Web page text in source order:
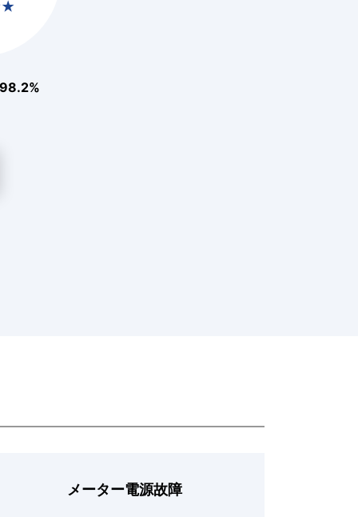
メーター電源故障